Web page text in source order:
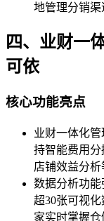
地管理分销渠
四、业财一
可依
核心功能亮点
业财一体化
持智能费用分
店铺效益分析
数据分析功能
超30张可视
家实时掌握